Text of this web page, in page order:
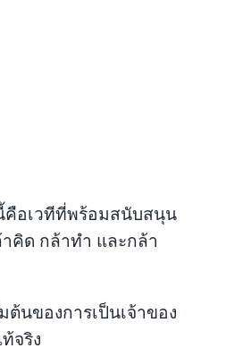
คือเวทีที่พร้อมสนับสนุน
คิด กล้าทำ และกล้า
ต้นของการเป็นเจ้าของ
จริง